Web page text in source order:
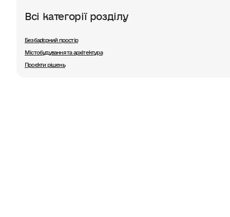
Всі категорії розділу
Безбар'єрний простір
Містобудування та архітектура
Проєкти рішень